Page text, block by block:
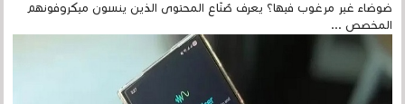
ضوضاء غير مرغوب فيها؟ يعرف صُنّاع المحتوى الذين ينسون ميكروفونهم
المخصص ...